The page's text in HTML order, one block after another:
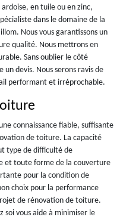
en tuile ou en zinc,
dans le domaine de la
Nous vous garantissons un
qualité. Nous mettrons en
Sans oublier le côté
devis. Nous serons ravis de
performant et irréprochable.
connaissance fiable, suffisante
de toiture. La capacité
type de difficulté de
et toute forme de la couverture
pour la condition de
choix pour la performance
de rénovation de toiture.
soi vous aide à minimiser le